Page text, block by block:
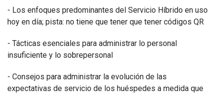
- Los enfoques predominantes del Servicio Híbrido en uso
hoy en día; pista: no tiene que tener que tener códigos QR
- Tácticas esenciales para administrar lo personal
insuficiente y lo sobrepersonal
- Consejos para administrar la evolución de las
expectativas de servicio de los huéspedes a medida que